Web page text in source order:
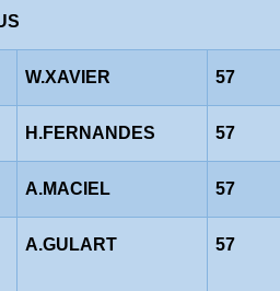
W.XAVIER 57
H.FERNANDES 57
A.MACIEL 57
A.GULART 57